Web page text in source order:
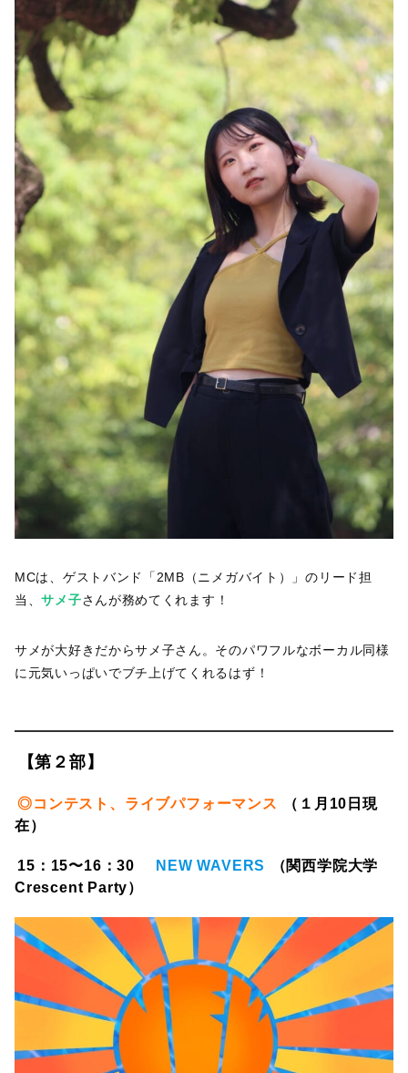
MCは、ゲストバンド「2MB（ニメガバイト）」のリード担
当、サメ子さんが務めてくれます！
サメが大好きだからサメ子さん。そのパワフルなボーカル同様
に元気いっぱいでブチ上げてくれるはず！
【第２部】
◎コンテスト、ライブパフォーマンス
（１月10日現
在）
15：15〜16：30 NEW WAVERS
（関西学院大学
Crescent Party）